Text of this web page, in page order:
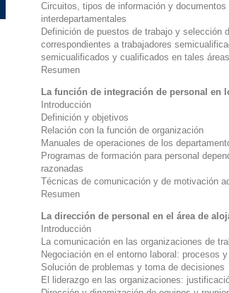
Circuitos, tipos de información y
interdepartamentales
Definición de puestos de trabajo y selección
correspondientes a trabajadores
semicualificados y cualificados en tales áreas
Resumen
La función de integración de personal en
Introducción
Definición y objetivos
Relación con la función de organización
Manuales de operaciones de los
Programas de formación para personal
razonadas
Técnicas de comunicación y de motivación
Resumen
La dirección de personal en el área de
Introducción
La comunicación en las organizaciones de
Negociación en el entorno laboral: procesos
Solución de problemas y toma de decisiones
El liderazgo en las organizaciones: